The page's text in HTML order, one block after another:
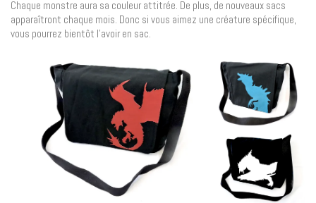
Chaque monstre aura sa couleur attitrée. De plus, de nouveaux sacs
apparaîtront chaque mois. Donc si vous aimez une créature spécifique,
vous pourrez bientôt l’avoir en sac.